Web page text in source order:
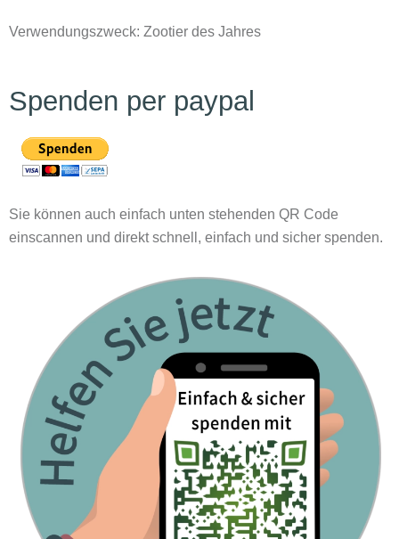
Verwendungszweck: Zootier des Jahres
Spenden per paypal
Sie können auch einfach unten stehenden QR Code
einscannen und direkt schnell, einfach und sicher spenden.